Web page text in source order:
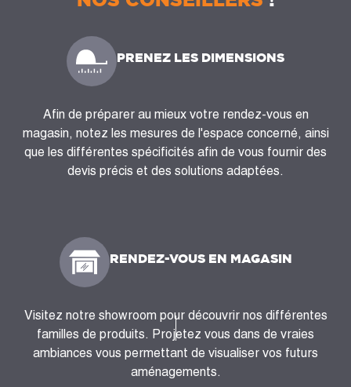
PRENEZ LES DIMENSIONS
Afin de préparer au mieux votre rendez-vous en
magasin, notez les mesures de l'espace concerné, ainsi
que les différentes spécificités afin de vous fournir des
devis précis et des solutions adaptées.
RENDEZ-VOUS EN MAGASIN
Visitez notre showroom pour découvrir nos différentes
familles de produits. Projetez vous dans de vraies
ambiances vous permettant de visualiser vos futurs
aménagements.